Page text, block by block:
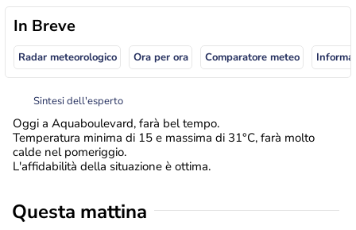
In Breve
Radar meteorologico Ora per ora Comparatore meteo
Sintesi dell'esperto
Oggi a Aquaboulevard, farà bel tempo.
Temperatura minima di 15 e massima di 31°C, farà molto
calde nel pomeriggio.
L'affidabilità della situazione è ottima.
Questa mattina